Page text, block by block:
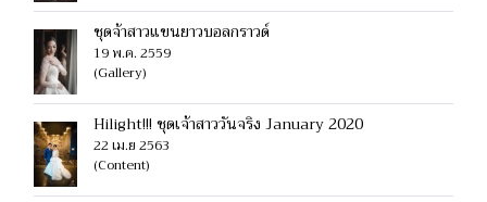
ชุดจ้าสาวแขนยาวบอลกราวด์
19 พ.ค. 2559
(Gallery)
Hilight!!! ชุดเจ้าสาววันจริง January 2020
22 เม.ย 2563
(Content)